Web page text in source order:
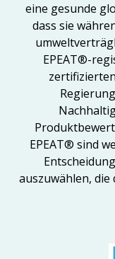
eine gesunde
dass sie
EPEAT®-
EPEAT® sind
auszuwählen,